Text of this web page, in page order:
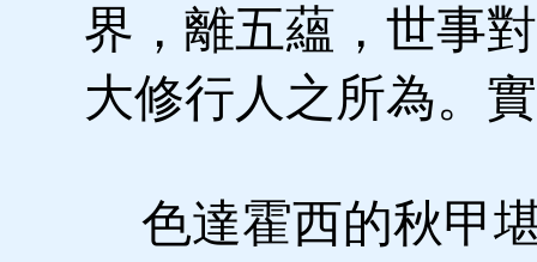
界，離五蘊，世事
大修行人之所為。
色達霍西的秋甲